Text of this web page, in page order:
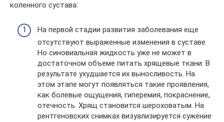
коленного сустава:
На первой стадии развития заболевания еще
отсутствуют выраженные изменения в суставе.
Но синовиальная жидкость уже не может в
достаточном объеме питать хрящевые ткани. В
результате ухудшается их выносливость. На
этом этапе могут появляться такие проявления,
как болевые ощущения, гиперемия, покраснение,
отечность. Хрящ становится шероховатым. На
рентгеновских снимках визуализируется сужение